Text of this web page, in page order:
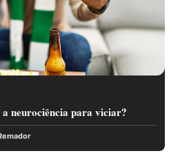
a neurociência para viciar?